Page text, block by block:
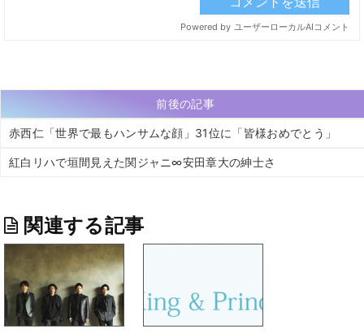
前後の記事
赤西仁「世界で最もハンサムな顔」31位に「皆様おめでとう」
紅白リハで垣間見えた関ジャニ∞安田章大の紳士さ
関連する記事